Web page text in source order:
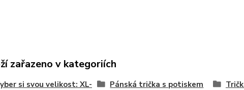
zařazeno v kategoriích
si svou velikost: XL-
Pánská trička s potiskem